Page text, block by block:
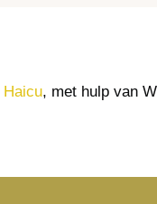
Haicu, met hulp van